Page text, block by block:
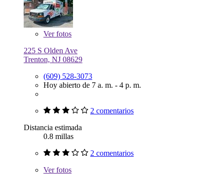
Verfotos
225 S Olden Ave
Trenton, NJ 08629
(609) 528-3073
Hoy abierto de 7 a. m. - 4 p. m.
2 comentarios
Distancia estimada
0.8 millas
2 comentarios
Verfotos